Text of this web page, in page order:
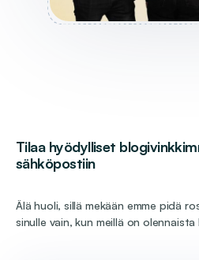
Tilaa hyödylliset
sähköpostiin
Älä huoli, sillä mekään emme pidä
sinulle vain, kun meillä on